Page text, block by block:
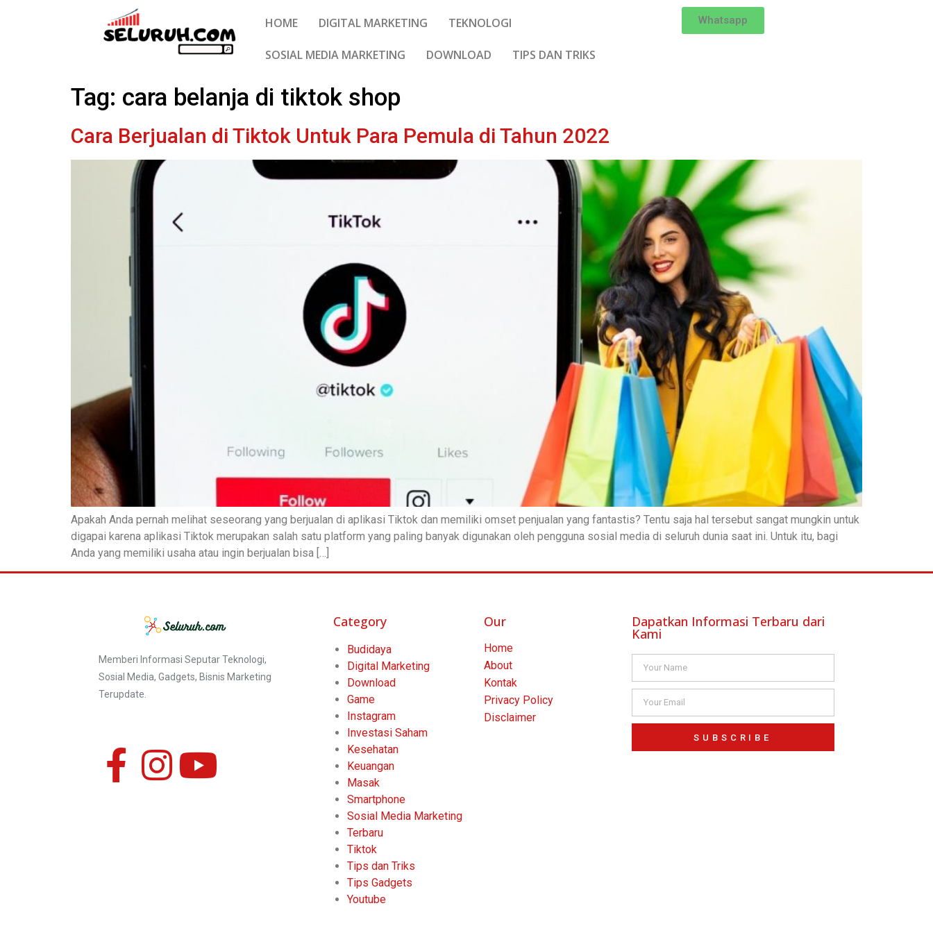
HOME DIGITAL MARKETING TEKNOLOGI
SOSIAL MEDIA MARKETING DOWNLOAD TIPS DAN TRIKS
Whatsapp
Tag: cara belanja di tiktok shop
Cara Berjualan di Tiktok Untuk Para Pemula di Tahun 2022
Apakah Anda pernah melihat seseorang yang berjualan di aplikasi Tiktok dan memiliki omset penjualan yang fantastis? Tentu saja hal tersebut sangat mungkin untuk
digapai karena aplikasi Tiktok merupakan salah satu platform yang paling banyak digunakan oleh pengguna sosial media di seluruh dunia saat ini. Untuk itu, bagi
Anda yang memiliki usaha atau ingin berjualan bisa […]
Memberi Informasi Seputar Teknologi,
Sosial Media, Gadgets, Bisnis Marketing
Terupdate.
Category
Budidaya
Digital Marketing
Download
Game
Instagram
Investasi Saham
Kesehatan
Keuangan
Masak
Smartphone
Sosial Media Marketing
Terbaru
Tiktok
Tips dan Triks
Tips Gadgets
Youtube
Our
Home
About
Kontak
Privacy Policy
Disclaimer
Dapatkan Informasi Terbaru dari
Kami
SUBSCRIBE